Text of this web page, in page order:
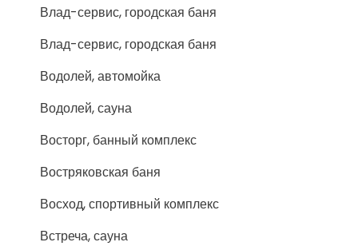
Влад-сервис, городская баня
Влад-сервис, городская баня
Водолей, автомойка
Водолей, сауна
Восторг, банный комплекс
Востряковская баня
Восход, спортивный комплекс
Встреча, сауна